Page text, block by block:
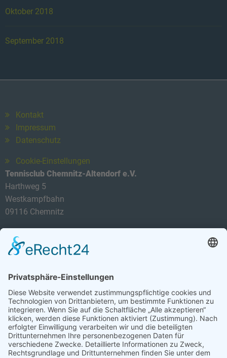
Oktober 2018
September 2018
Kontakt
Impressum
Datenschutz
Cookie-Einstellungen
Tennisclub Chemnitz-Altendorf e.V.
Harthweg 5
Westkampfbahn
09116 Chemnitz
E-Mail: info@tca-ev.de
Sicherheitsfrage*
Bitte rechnen Sie 2 plus 9.